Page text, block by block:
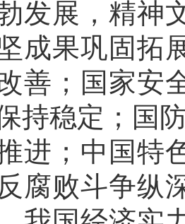
发展，精神
成果巩固拓
善；国家安
持稳定；国
进；中国特
腐败斗争纵